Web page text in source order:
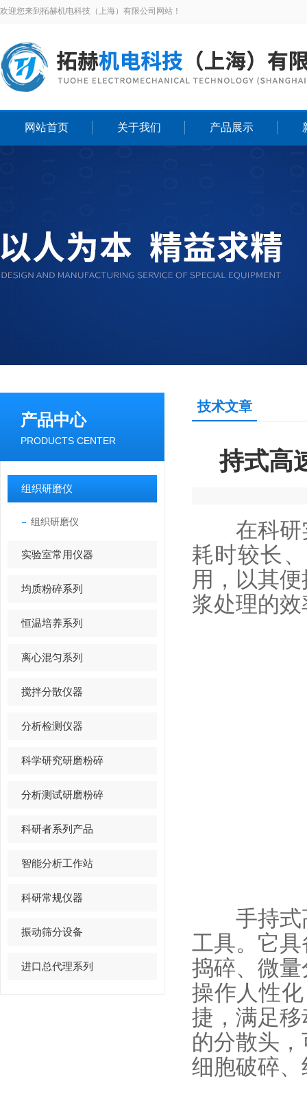
欢迎您来到拓赫机电科技（上海）有限公司网站！
网站首页 关于我们 产品展示
产品中心
PRODUCTS CENTER
组织研磨仪
组织研磨仪
实验室常用仪器
均质粉碎系列
恒温培养系列
离心混匀系列
搅拌分散仪器
分析检测仪器
科学研究研磨粉碎
分析测试研磨粉碎
科研者系列产品
智能分析工作站
科研常规仪器
振动筛分设备
进口总代理系列
技术文章
持式高
在科研实
耗时较长
用，以其
浆处理的
手持
工具。它
捣碎、微
操作人性
捷，满足
的分散头
细胞破碎